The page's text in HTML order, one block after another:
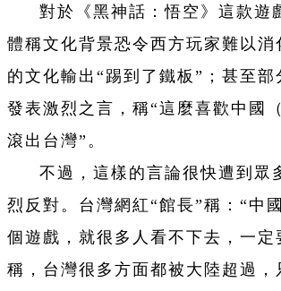
對於《黑神話：悟空》這款遊
體稱文化背景恐令西方玩家難以消
的文化輸出“踢到了鐵板”；甚至部
發表激烈之言，稱“這麼喜歡中國
滾出台灣”。
不過，這樣的言論很快遭到眾
烈反對。台灣網紅“館長”稱：“中
個 遊戲，就很多人看不下去，一定
稱，台灣很多方面都被大陸超過，